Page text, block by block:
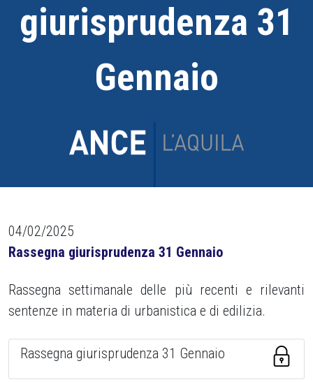
giurisprudenza 31
Gennaio
04/02/2025
Rassegna giurisprudenza 31 Gennaio
Rassegna settimanale delle più recenti e rilevanti
sentenze in materia di urbanistica e di edilizia.
Rassegna giurisprudenza 31 Gennaio